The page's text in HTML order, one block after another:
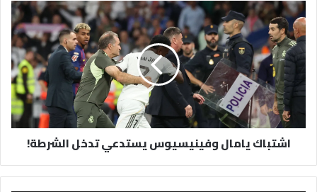
اشتباك
يامال
وفينيسيوس
يستدعي
تدخل
الشرطة!
اشتباك يامال وفينيسيوس يستدعي تدخل الشرطة!